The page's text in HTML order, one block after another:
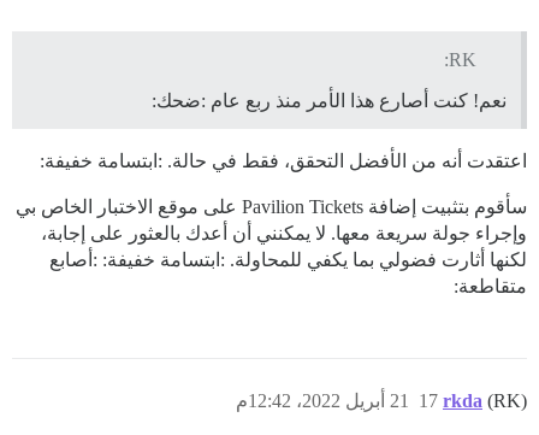
RK:
نعم! كنت أصارع هذا الأمر منذ ربع عام :ضحك:
اعتقدت أنه من الأفضل التحقق، فقط في حالة. :ابتسامة خفيفة:
سأقوم بتثبيت إضافة Pavilion Tickets على موقع الاختبار الخاص بي
وإجراء جولة سريعة معها. لا يمكنني أن أعدك بالعثور على إجابة،
لكنها أثارت فضولي بما يكفي للمحاولة. :ابتسامة خفيفة: :أصابع
متقاطعة:
rkda (RK) 21 أبريل 2022، 12:42م 17